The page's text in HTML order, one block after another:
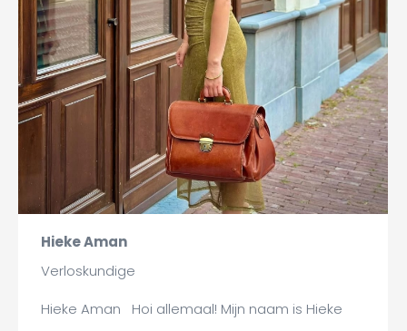
Hieke Aman
Verloskundige
Hieke Aman Hoi allemaal! Mijn naam is Hieke